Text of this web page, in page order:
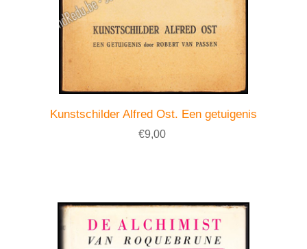
Kunstschilder Alfred Ost. Een getuigenis
€9,00